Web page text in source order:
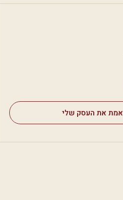
אמת את העסק שלי